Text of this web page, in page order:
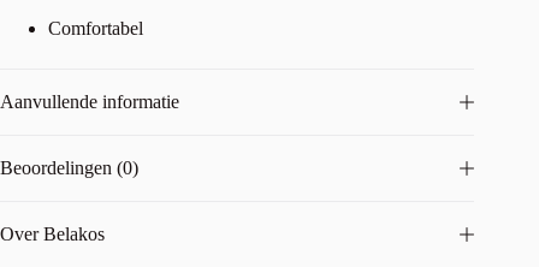
Comfortabel
Aanvullende informatie
Beoordelingen (0)
Over Belakos